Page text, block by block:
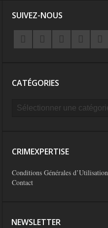
SUIVEZ-NOUS
CATÉGORIES
CRIMEXPERTISE
Conditions Générales d’Utilisation
Contact
NEWSLETTER